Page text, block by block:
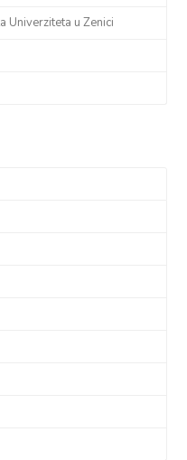
Univerziteta u Zenici